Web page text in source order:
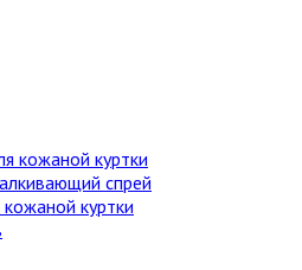
кожаной куртки
спрей
куртки